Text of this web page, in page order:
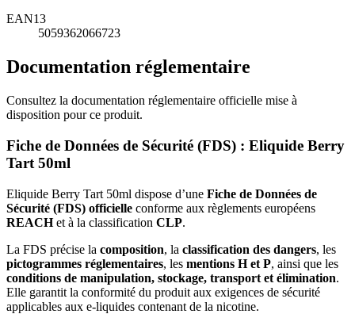
EAN13
5059362066723
Documentation réglementaire
Consultez la documentation réglementaire officielle mise à
disposition pour ce produit.
Fiche de Données de Sécurité (FDS) : Eliquide Berry
Tart 50ml
Eliquide Berry Tart 50ml dispose d’une Fiche de Données de
Sécurité (FDS) officielle conforme aux règlements européens
REACHet à la classification CLP.
La FDS précise la composition, la classification des dangers, les
pictogrammes réglementaires, les mentions H et P, ainsi que les
conditions de manipulation, stockage, transport et élimination.
Elle garantit la conformité du produit aux exigences de sécurité
applicables aux e-liquides contenant de la nicotine.